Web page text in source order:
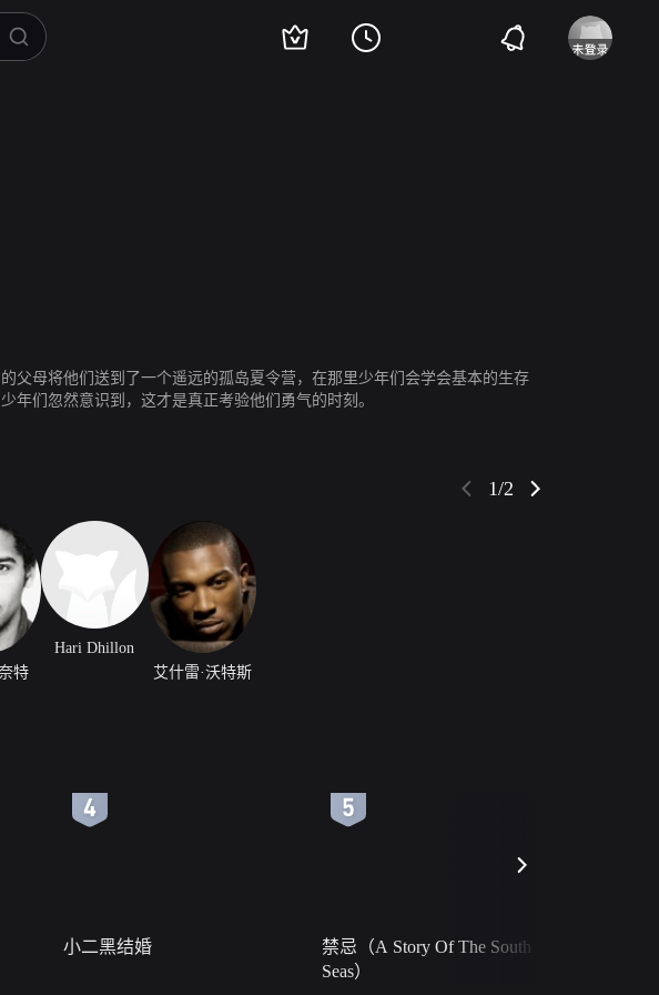
父母将他们送到了一个遥远的孤岛夏令营，在那里少年们会学会基本的生存
们忽然意识到，这才是真正考验他们勇气的时刻。
1/2
特
Hari Dhillon
艾什雷·沃特斯
小二黑结婚
禁忌（A Story Of The South
Seas）